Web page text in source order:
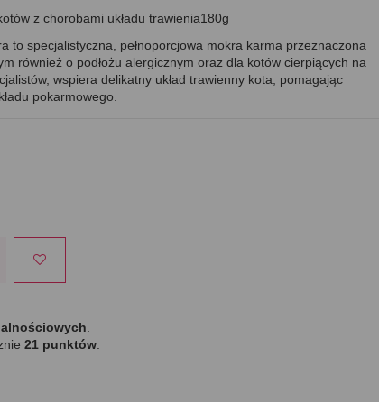
z chorobami układu trawienia180g
to specjalistyczna, pełnoporcjowa mokra karma przeznaczona
również o podłożu alergicznym oraz dla kotów cierpiących na
wspiera delikatny układ trawienny kota, pomagając
pokarmowego.
21 punktów.